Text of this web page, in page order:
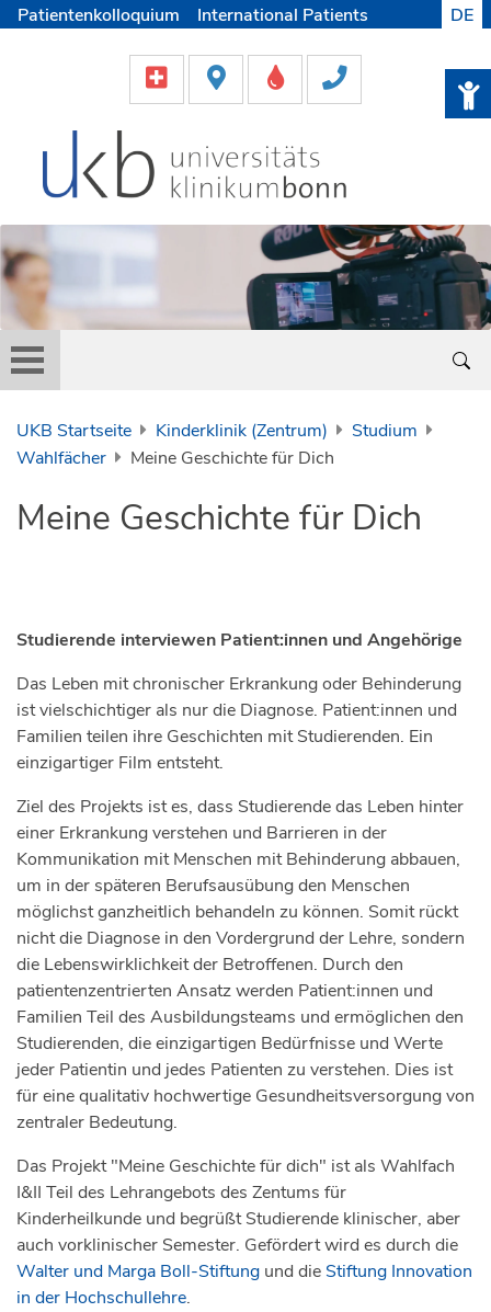
Patientenkolloquium
International Patients
Helfen & Spenden
Medien
DE
UKB Startseite Kinderklinik (Zentrum)
Studium
Wahlfächer
Meine Geschichte für Dich
Meine Geschichte für Dich
Studierende interviewen Patient:innen und Angehörige
Das Leben mit chronischer Erkrankung oder Behinderung
ist vielschichtiger als nur die Diagnose. Patient:innen und
Familien teilen ihre Geschichten mit Studierenden. Ein
einzigartiger Film entsteht.
Ziel des Projekts ist es, dass Studierende das Leben hinter
einer Erkrankung verstehen und Barrieren in der
Kommunikation mit Menschen mit Behinderung abbauen,
um in der späteren Berufsausübung den Menschen
möglichst ganzheitlich behandeln zu können. Somit rückt
nicht die Diagnose in den Vordergrund der Lehre, sondern
die Lebenswirklichkeit der Betroffenen. Durch den
patientenzentrierten Ansatz werden Patient:innen und
Familien Teil des Ausbildungsteams und ermöglichen den
Studierenden, die einzigartigen Bedürfnisse und Werte
jeder Patientin und jedes Patienten zu verstehen. Dies ist
für eine qualitativ hochwertige Gesundheitsversorgung von
zentraler Bedeutung.
Das Projekt "Meine Geschichte für dich" ist als Wahlfach
I&II Teil des Lehrangebots des Zentums für
Kinderheilkunde und begrüßt Studierende klinischer, aber
auch vorklinischer Semester. Gefördert wird es durch die
Walter und Marga Boll-Stiftung und die Stiftung Innovation
in der Hochschullehre.